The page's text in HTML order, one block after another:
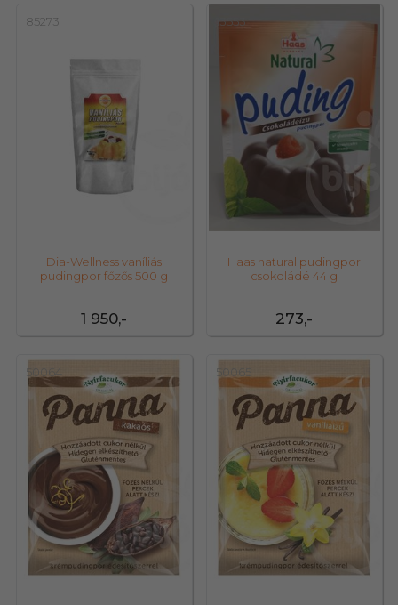
85273
1 950,-
Dia-Wellness vaníliás
pudingpor főzős 500 g
13553
273,-
Haas natural pudingpor
csokoládé 44 g
50064 50065